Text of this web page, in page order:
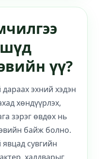
шүд
үү?
эхний хэдэн
хөндүүрлэх,
зэрэг өвдөх нь
байж болно.
сувгийн